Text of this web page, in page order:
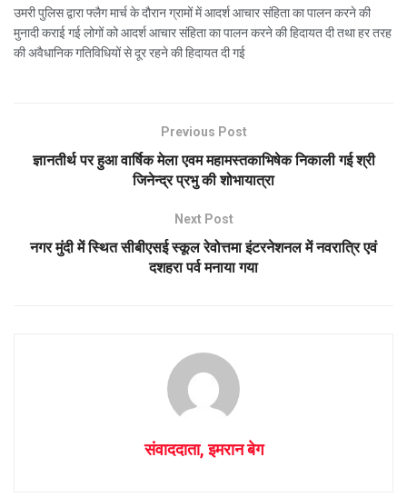
उमरी पुलिस द्वारा फ्लैग मार्च के दौरान ग्रामों में आदर्श आचार संहिता का पालन करने की
मुनादी कराई गई लोगों को आदर्श आचार संहिता का पालन करने की हिदायत दी तथा हर तरह
की अवैधानिक गतिविधियों से दूर रहने की हिदायत दी गई
Previous Post
ज्ञानतीर्थ पर हुआ वार्षिक मेला एवम महामस्तकाभिषेक निकाली गई श्री
जिनेन्द्र प्रभु की शोभायात्रा
Next Post
नगर मुंदी में स्थित सीबीएसई स्कूल रेवोत्तमा इंटरनेशनल में नवरात्रि एवं
दशहरा पर्व मनाया गया
संवाददाता, इमरान बेग